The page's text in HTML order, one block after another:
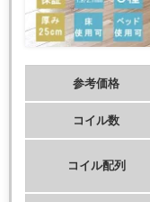
参考価格
コイル数
コイル配列